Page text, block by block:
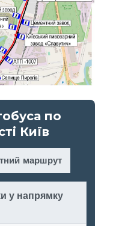
по
Київ
маршрут
у напрямку